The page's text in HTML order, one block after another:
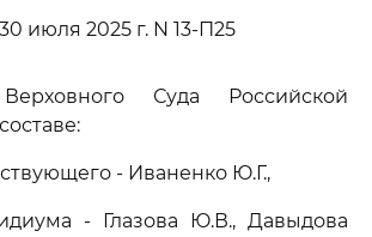
июля 2025 г. N 13-П25
Суда Российской
- Иваненко Ю.Г.,
- Глазова Ю.В., Давыдова